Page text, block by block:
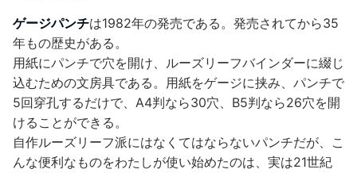
ゲージパンチは1982年の発売である。発売されてから35
年もの歴史がある。
用紙にパンチで穴を開け、ルーズリーフバインダーに綴じ
込むための文房具である。用紙をゲージに挟み、パンチで
5回穿孔するだけで、A4判なら30穴、B5判なら26穴を開
けることができる。
自作ルーズリーフ派にはなくてはならないパンチだが、こ
んな便利なものをわたしが使い始めたのは、実は21世紀